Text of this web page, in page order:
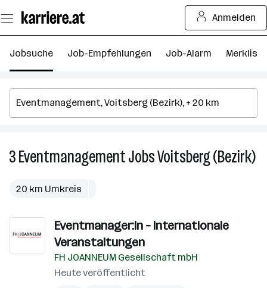
Seiteninhalt
springen
Anmelden
Jobsuche Job-Empfehlungen Job-Alarm Merkliste
3EventmanagementJobsVoitsberg (Bezirk)3
20 km Umkreis
Eventmanager:in – Internationale
Veranstaltungen
FH JOANNEUM Gesellschaft mbH
Heute veröffentlicht